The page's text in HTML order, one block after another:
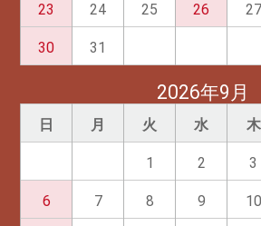
23 24 25 26 27
30 31
2026年9月
日 月 火 水 木
1 2 3
6 7 8 9 10